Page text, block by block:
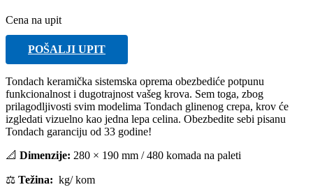
Cena na upit
POŠALJI UPIT
Tondach keramička sistemska oprema obezbediće potpunu
funkcionalnost i dugotrajnost vašeg krova. Sem toga, zbog
prilagodljivosti svim modelima Tondach glinenog crepa, krov će
izgledati vizuelno kao jedna lepa celina. Obezbedite sebi pisanu
Tondach garanciju od 33 godine!
📐 Dimenzije: 280 × 190 mm / 480 komada na paleti
⚖️ Težina: kg/ kom